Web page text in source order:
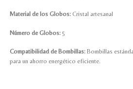
Material de los Globos: Cristal artesanal
Número de Globos: 5
Compatibilidad de Bombillas: Bombillas
para un ahorro energético eficiente.